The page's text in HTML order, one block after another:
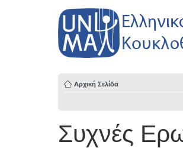
Αρχική Σελίδα
Συχνές